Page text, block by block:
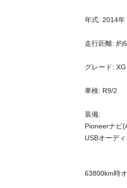
年式: 2014年
走行距離: 約
グレード: XG
車検: R9/2
装備:
Pioneerナビ
USBオーデ
63800km時